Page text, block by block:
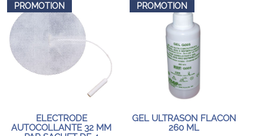
PROMOTION
ELECTRODE
AUTOCOLLANTE 32 MM
PROMOTION
GEL ULTRASON FLACON
260 ML